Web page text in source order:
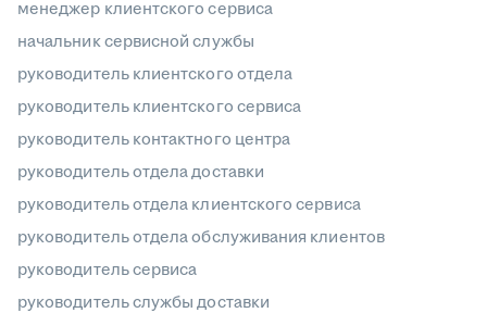
менеджер клиентского сервиса
начальник сервисной службы
руководитель клиентского отдела
руководитель клиентского сервиса
руководитель контактного центра
руководитель отдела доставки
руководитель отдела клиентского сервиса
руководитель отдела обслуживания клиентов
руководитель сервиса
руководитель службы доставки